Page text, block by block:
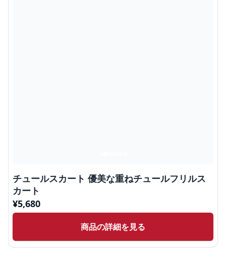
チュールスカート 優美な重ねチュールフリルス
カート
¥5,680
商品の詳細を見る